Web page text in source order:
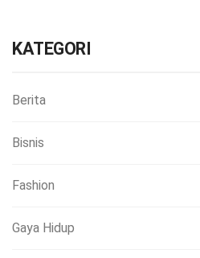
KATEGORI
Berita
Bisnis
Fashion
Gaya Hidup